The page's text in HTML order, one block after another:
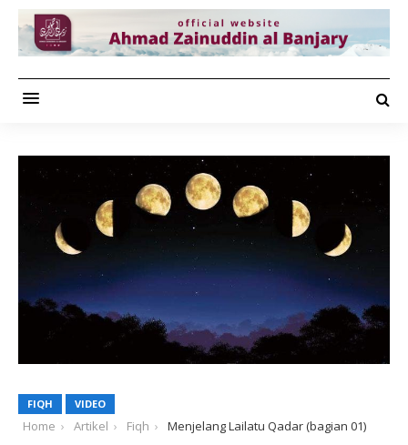
FIQH VIDEO
Home Artikel Fiqh Menjelang Lailatu Qadar (bagian 01)